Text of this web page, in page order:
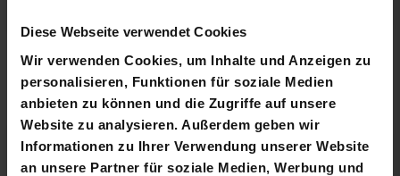
Diese Webseite verwendet Cookies
Wir verwenden Cookies, um Inhalte und Anzeigen zu
personalisieren, Funktionen für soziale Medien
anbieten zu können und die Zugriffe auf unsere
Website zu analysieren. Außerdem geben wir
Informationen zu Ihrer Verwendung unserer Website
an unsere Partner für soziale Medien, Werbung und
T-SHIRT STADTMOMENTE
29,95 €
HOODIE STADTMOMENTE
59,95 €